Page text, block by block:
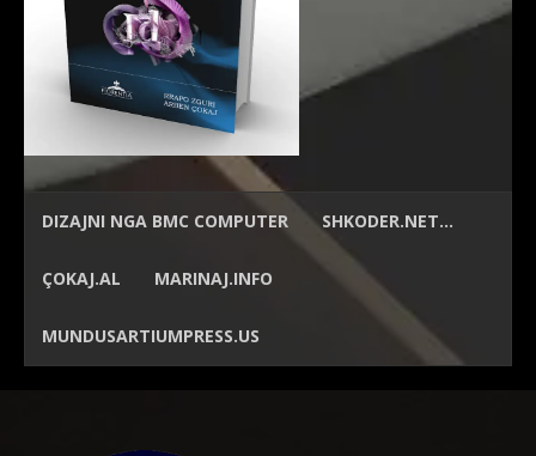
DIZAJNI NGA BMC COMPUTER SHKODER.NET…
ÇOKAJ.AL MARINAJ.INFO
MUNDUSARTIUMPRESS.US